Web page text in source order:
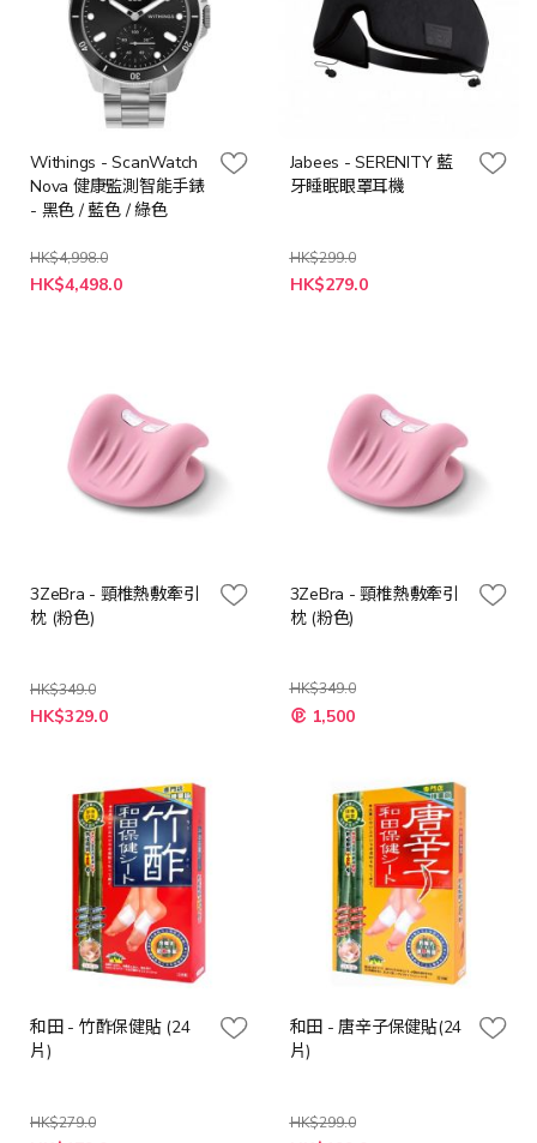
Withings - ScanWatch
Nova 健康監測智能手錶
- 黑色 / 藍色 / 綠色
HK$4,998.0
HK$4,498.0
Jabees - SERENITY 藍
牙睡眠眼罩耳機
HK$299.0
特
殊
HK$279.0
3ZeBra - 頸椎熱敷牽引
枕 (粉色)
HK$349.0
特
殊
HK$329.0
3ZeBra - 頸椎熱敷牽引
枕 (粉色)
HK$349.0
特
殊 1,500
和田 - 竹酢保健貼 (24
片)
HK$279.0
和田 - 唐辛子保健貼(24
片)
HK$299.0